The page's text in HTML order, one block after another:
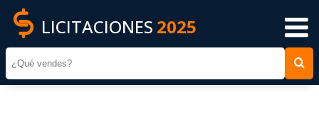
LICITACIONES 2025